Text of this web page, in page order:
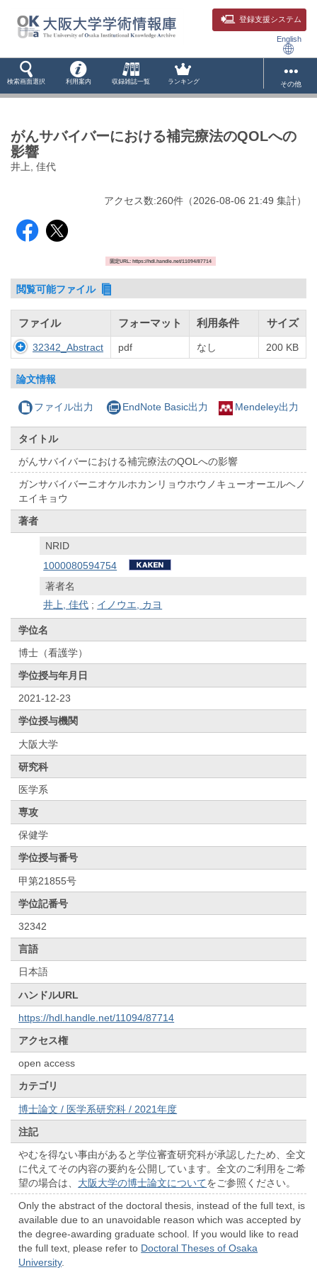
登録支援システム
English
検索画面選択 利用案内 収録雑誌一覧 ランキング その他
がんサバイバーにおける補完療法のQOLへの
影響
井上, 佳代
アクセス数:260件 （2026-08-06 21:49 集計）
固定URL: https://hdl.handle.net/11094/87714
閲覧可能ファイル
ファイル フォーマット 利用条件 サイズ
32342_Abstract pdf なし 200 KB
論文情報
ファイル出力 EndNote Basic出力 Mendeley出力
タイトル
がんサバイバーにおける補完療法のQOLへの影響
ガンサバイバーニオケルホカンリョウホウノキューオーエルヘノ
エイキョウ
著者
NRID
1000080594754
著者名
井上, 佳代 ; イノウエ, カヨ
学位名
博士（看護学）
学位授与年月日
2021-12-23
学位授与機関
大阪大学
研究科
医学系
専攻
保健学
学位授与番号
甲第21855号
学位記番号
32342
言語
日本語
ハンドルURL
https://hdl.handle.net/11094/87714
アクセス権
open access
カテゴリ
博士論文 / 医学系研究科 / 2021年度
注記
やむを得ない事由があると学位審査研究科が承認したため、全文
に代えてその内容の要約を公開しています。全文のご利用をご希
望の場合は、 大阪大学の博士論文についてをご参照ください。
Only the abstract of the doctoral thesis, instead of the full text, is
available due to an unavoidable reason which was accepted by
the degree-awarding graduate school. If you would like to read
the full text, please refer to Doctoral Theses of Osaka
University.